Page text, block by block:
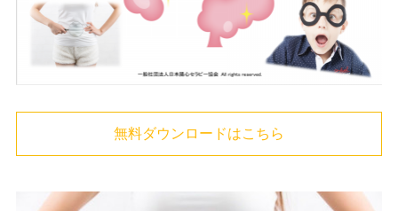
無料ダウンロードはこちら